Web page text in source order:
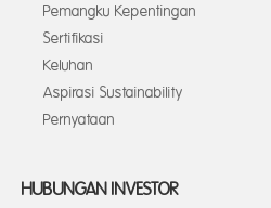
Pemangku Kepentingan
Sertifikasi
Keluhan
Aspirasi Sustainability
Pernyataan
HUBUNGAN INVESTOR